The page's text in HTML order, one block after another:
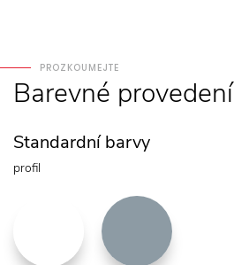
PROZKOUMEJTE
Barevné provedení
Standardní barvy
profil